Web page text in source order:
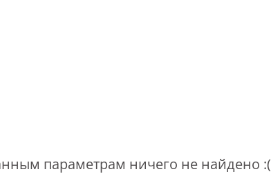
параметрам ничего не найдено :(